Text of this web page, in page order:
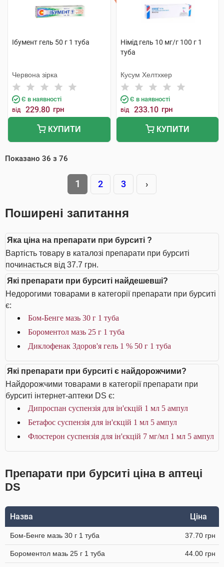
Ібумент гель 50 г 1 туба
Червона зірка
Є в наявності
від 229.80 грн
КУПИТИ
Німід гель 10 мг/г 100 г 1
туба
Кусум Хелтхкер
Є в наявності
від 233.10 грн
КУПИТИ
Показано 36 з 76
1 2 3 ›
Поширені запитання
Яка ціна на препарати при бурситі ?
Вартість товару в каталозі препарати при бурситі
починається від 37.7 грн.
Які препарати при бурситі найдешевші?
Недорогими товарами в категорії препарати при бурситі
є:
Бом-Бенге мазь 30 г 1 туба
Бороментол мазь 25 г 1 туба
Диклофенак Здоров'я гель 1 % 50 г 1 туба
Які препарати при бурситі є найдорожчими?
Найдорожчими товарами в категорії препарати при
бурситі інтернет-аптеки DS є:
Дипроспан суспензія для ін'єкцій 1 мл 5 ампул
Бетафос суспензія для ін'єкцій 1 мл 5 ампул
Флостерон суспензія для ін'єкцій 7 мг/мл 1 мл 5 ампул
Препарати при бурситі ціна в аптеці
DS
Назва Ціна
Бом-Бенге мазь 30 г 1 туба 37.70 грн
Бороментол мазь 25 г 1 туба 44.00 грн